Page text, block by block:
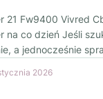
21 Fw9400 Vivred
na co dzień Jeśli
a jednocześnie
2026